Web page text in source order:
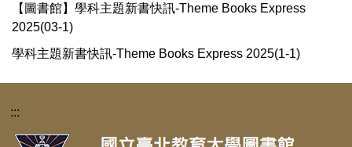
【圖書館】學科主題新書快訊-Theme Books Express
2025(03-1)
學科主題新書快訊-Theme Books Express 2025(1-1)
:::